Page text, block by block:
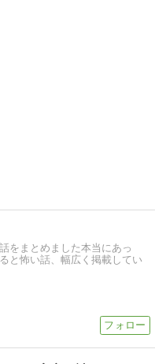
をまとめました本当にあっ
と怖い話、幅広く掲載してい